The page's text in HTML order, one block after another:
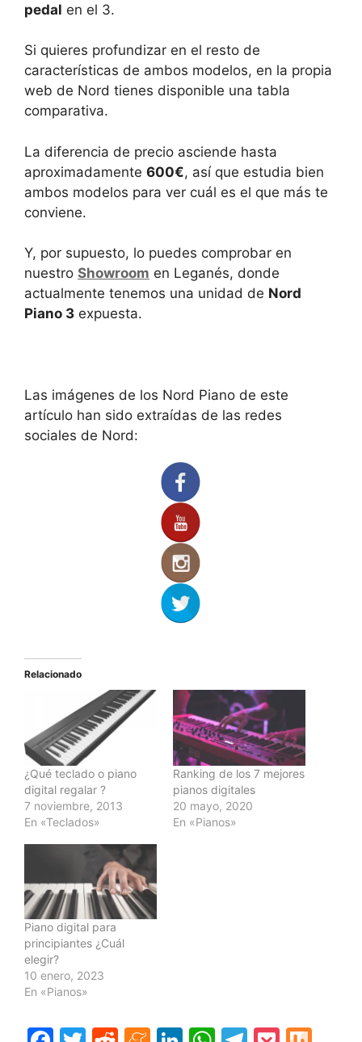
pedal en el 3.
Si quieres profundizar en el resto de
características de ambos modelos, en la propia
web de Nord tienes disponible una tabla
comparativa.
La diferencia de precio asciende hasta
aproximadamente 600€, así que estudia bien
ambos modelos para ver cuál es el que más te
conviene.
Y, por supuesto, lo puedes comprobar en
nuestro Showroom en Leganés, donde
actualmente tenemos una unidad de Nord
Piano 3 expuesta.
Las imágenes de los Nord Piano de este
artículo han sido extraídas de las redes
sociales de Nord:
Relacionado
¿Qué teclado o piano
digital regalar ?
7 noviembre, 2013
En «Teclados»
Ranking de los 7 mejores
pianos digitales
20 mayo, 2020
En «Pianos»
Piano digital para
principiantes ¿Cuál
elegir?
10 enero, 2023
En «Pianos»